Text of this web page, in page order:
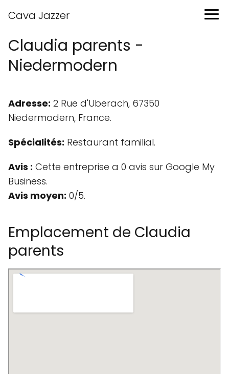
Cava Jazzer
Claudia parents -
Niedermodern
Adresse: 2 Rue d'Uberach, 67350
Niedermodern, France.
Spécialités: Restaurant familial.
Avis : Cette entreprise a 0 avis sur Google My
Business.
Avis moyen: 0/5.
Emplacement de Claudia
parents